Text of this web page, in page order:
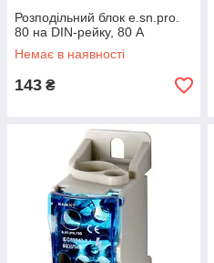
Розподільний блок e.sn.pro.
80 на DIN-рейку, 80 А
Немає в наявності
143 ₴